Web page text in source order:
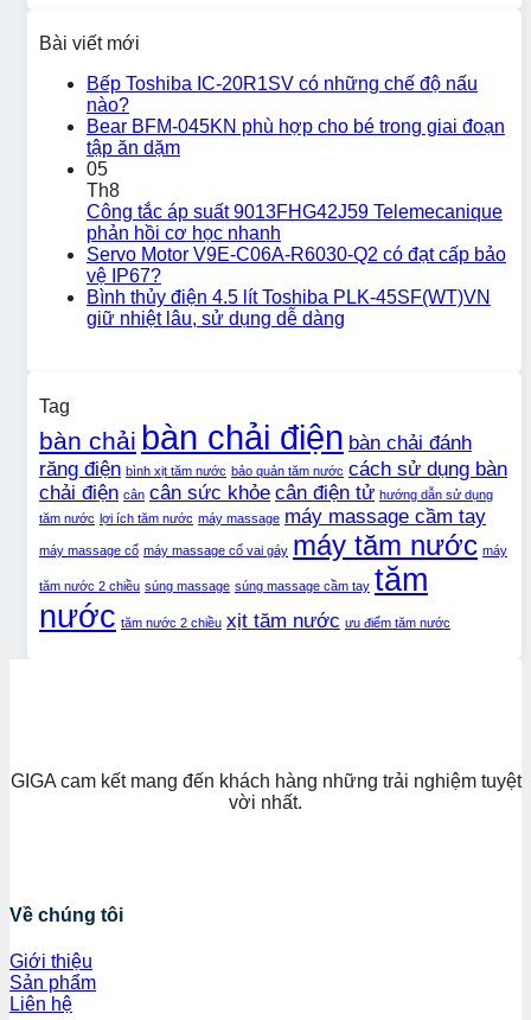
Bài viết mới
Bếp Toshiba IC-20R1SV có những chế độ nấu
nào?
Bear BFM-045KN phù hợp cho bé trong giai đoạn
tập ăn dặm
05
Th8
Công tắc áp suất 9013FHG42J59 Telemecanique
phản hồi cơ học nhanh
Servo Motor V9E-C06A-R6030-Q2 có đạt cấp bảo
vệ IP67?
Bình thủy điện 4.5 lít Toshiba PLK-45SF(WT)VN
giữ nhiệt lâu, sử dụng dễ dàng
Tag
bàn chải bàn chải điện bàn chải đánh
răng điện bình xịt tăm nước bảo quản tăm nước cách sử dụng bàn
chải điện cân cân sức khỏe cân điện tử hướng dẫn sử dụng
tăm nước lợi ích tăm nước máy massage máy massage cầm tay
máy massage cổ máy massage cổ vai gáy máy tăm nước máy
tăm nước 2 chiều súng massage súng massage cầm tay tăm
nước tăm nước 2 chiều xịt tăm nước ưu điểm tăm nước
GIGA cam kết mang đến khách hàng những trải nghiệm tuyệt
vời nhất.
Về chúng tôi
Giới thiệu
Sản phẩm
Liên hệ